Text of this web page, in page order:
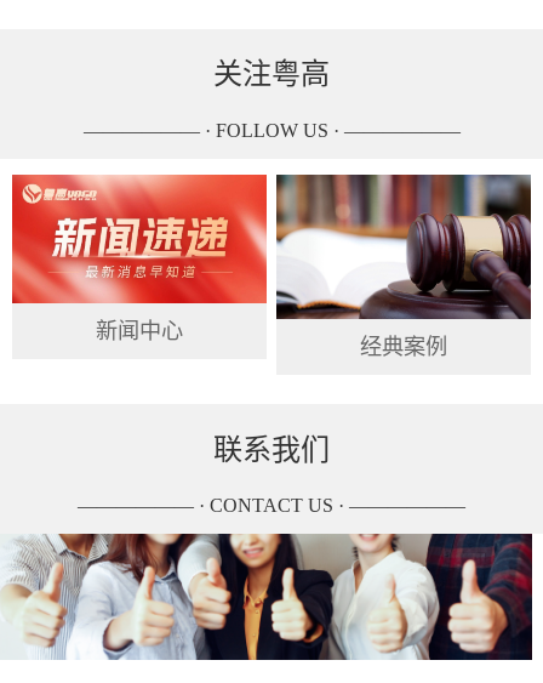
关注粤高
—————— · FOLLOW US · ——————
新闻中心
经典案例
联系我们
—————— · CONTACT US · ——————